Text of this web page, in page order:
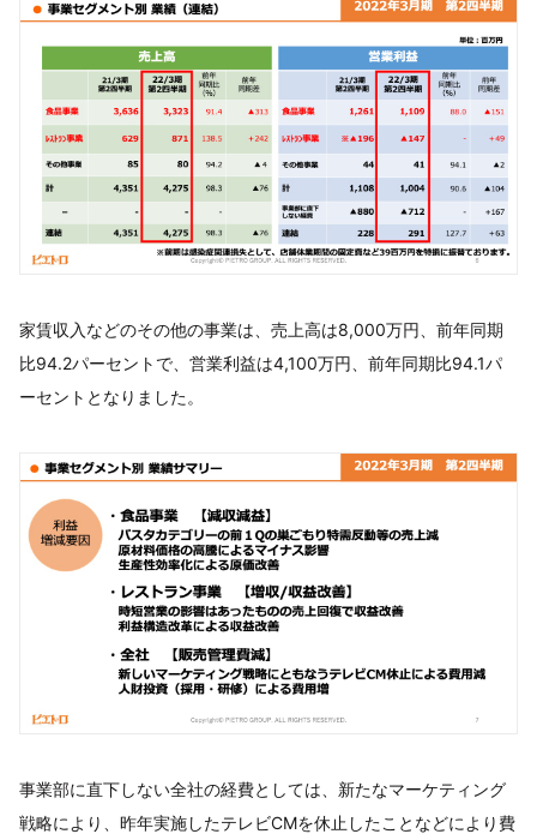
家賃収入などのその他の事業は、売上高は8,000万円、前年同期
比94.2パーセントで、営業利益は4,100万円、前年同期比94.1パ
ーセントとなりました。
事業部に直下しない全社の経費としては、新たなマーケティング
戦略により、昨年実施したテレビCMを休止したことなどにより費